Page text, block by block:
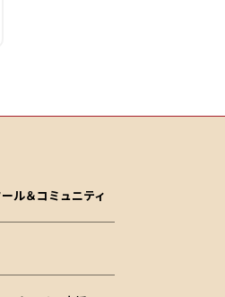
ル＆コミュニティ